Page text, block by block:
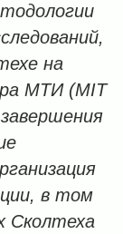
на
МТИ (MIT
в том
Сколтеха